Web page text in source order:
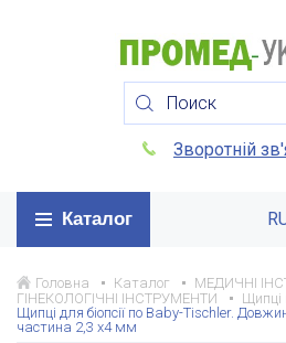
Зворотній
Каталог
Головна Каталог
МЕДИЧНІ
ГІНЕКОЛОГІЧНІ ІНСТРУМЕНТИ
Щипці
Щипці для біопсії по Baby-Tischler.
частина 2,3 х4 мм